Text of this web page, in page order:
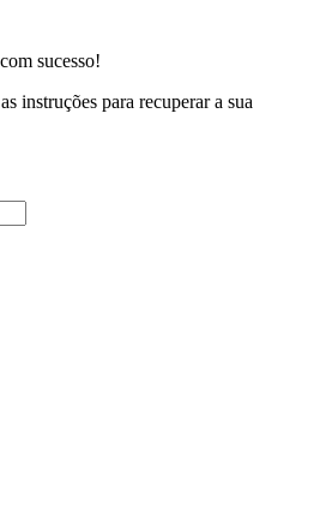
sucesso!
instruções para recuperar a sua